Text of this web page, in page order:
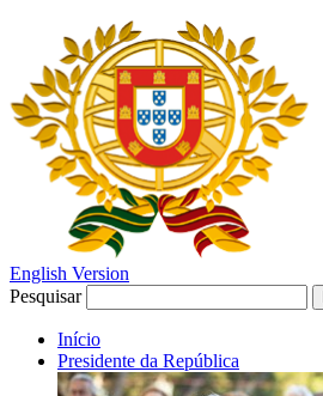
English Version
Pesquisar
Início
Presidente da República